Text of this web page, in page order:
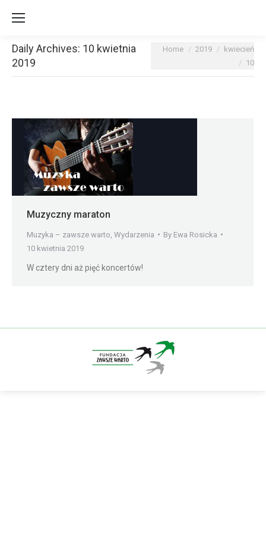
Daily Archives: 10 kwietnia
2019
You are here:
Home 2019
kwiecień
10
Muzyczny maraton
Muzyka – zawsze warto Wydarzenia By Ewa Rosicka
10 kwietnia 2019
W cztery dni aż pięć koncertów!